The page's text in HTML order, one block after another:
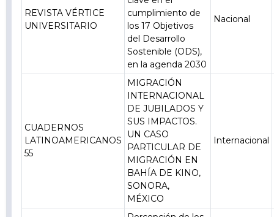
REVISTA VÉRTICE
UNIVERSITARIO
cumplimiento de
los 17 Objetivos
del Desarrollo
Sostenible (ODS),
en la agenda 2030
Nacional
CUADERNOS
LATINOAMERICANOS
55
MIGRACIÓN
INTERNACIONAL
DE JUBILADOS Y
SUS IMPACTOS.
UN CASO
PARTICULAR DE
MIGRACIÓN EN
BAHÍA DE KINO,
SONORA,
MÉXICO
Internacional